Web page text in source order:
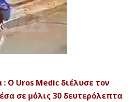
: Ο Uros Medic διέλυσε τον
σε μόλις 30 δευτερόλεπτα